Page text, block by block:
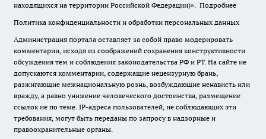
находящихся на территории Российской Федерации)». Подробнее
Политика конфиденциальности и обработки персональных данных
Администрация портала оставляет за собой право модерировать
комментарии, исходя из соображений сохранения конструктивности
обсуждения тем и соблюдения законодательства РФ и РТ. На сайте не
допускаются комментарии, содержащие нецензурную брань,
разжигающие межнациональную рознь, возбуждающие ненависть или
вражду, а равно унижение человеческого достоинства, размещение
ссылок не по теме. IP-адреса пользователей, не соблюдающих эти
требования, могут быть переданы по запросу в надзорные и
правоохранительные органы.